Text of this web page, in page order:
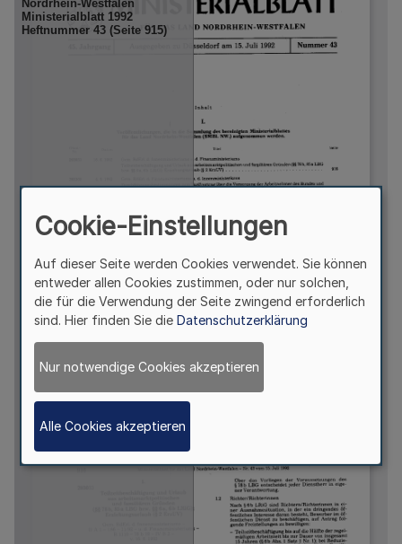
Cookie-Einstellungen
Auf dieser Seite werden Cookies verwendet. Sie können
entweder allen Cookies zustimmen, oder nur solchen,
die für die Verwendung der Seite zwingend erforderlich
sind. Hier finden Sie die Datenschutzerklärung
Nur notwendige Cookies akzeptieren
Alle Cookies akzeptieren